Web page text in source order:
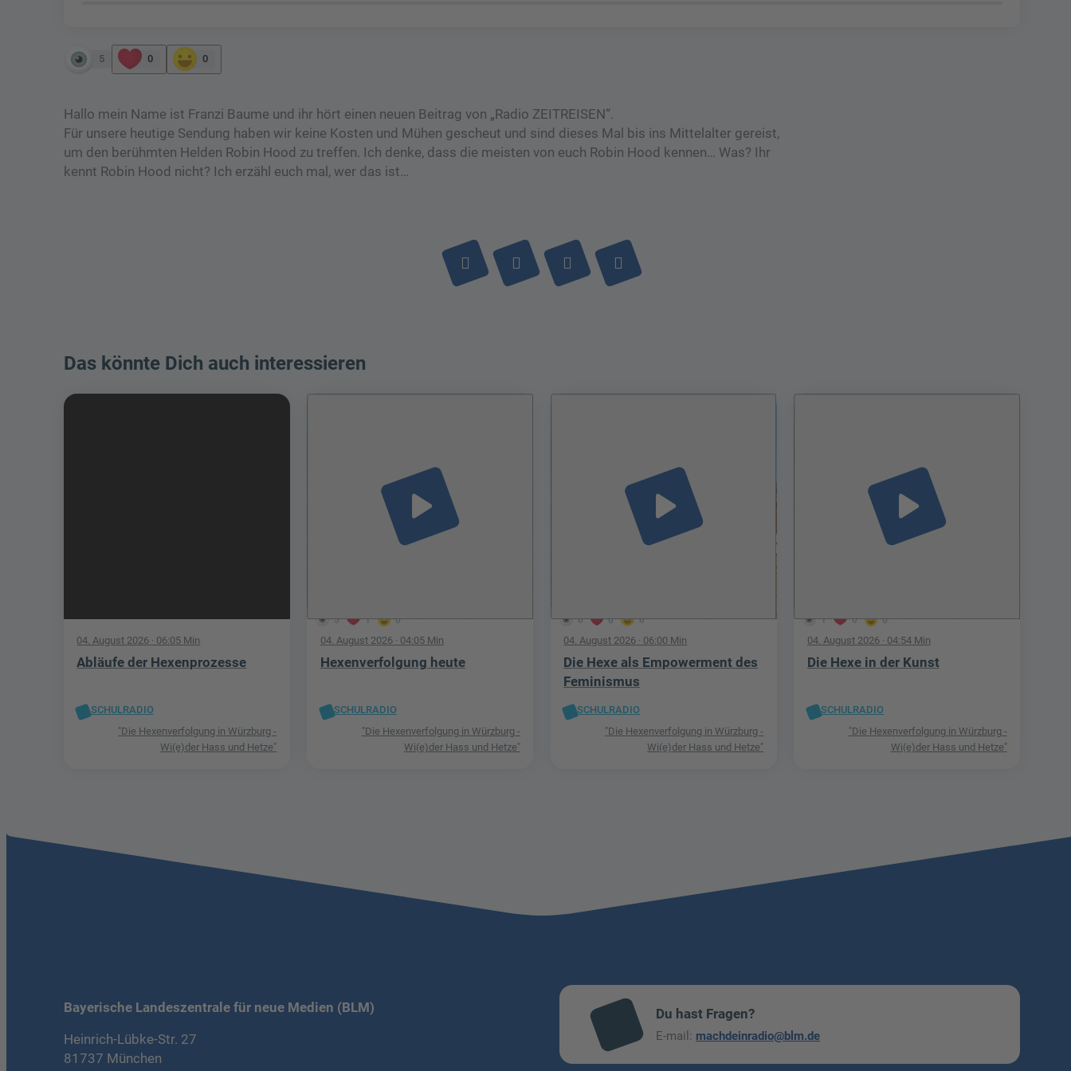
5 0 0
Hallo mein Name ist Franzi Baume und ihr hört einen neuen Beitrag von „Radio ZEITREISEN“.
Für unsere heutige Sendung haben wir keine Kosten und Mühen gescheut und sind dieses Mal bis ins Mittelalter gereist,
um den berühmten Helden Robin Hood zu treffen. Ich denke, dass die meisten von euch Robin Hood kennen… Was? Ihr
kennt Robin Hood nicht? Ich erzähl euch mal, wer das ist…
Das könnte Dich auch interessieren
04. August 2026 · 06:05 Min
Abläufe der Hexenprozesse
SCHULRADIO
"Die Hexenverfolgung in Würzburg -
Wi(e)der Hass und Hetze"
5 1 0
play_arrow
04. August 2026· 04:05 Min
Hexenverfolgung heute
SCHULRADIO
"Die Hexenverfolgung in Würzburg -
Wi(e)der Hass und Hetze"
0 0 0
play_arrow
04. August 2026 · 06:00 Min
Die Hexe als Empowerment des
Feminismus
SCHULRADIO
"Die Hexenverfolgung in Würzburg -
Wi(e)der Hass und Hetze"
1 0 0
play_arrow
04. August 2026· 04:54 Min
Die Hexe in der Kunst
SCHULRADIO
"Die Hexenverfolgung in Würzburg -
Wi(e)der Hass und Hetze"
Bayerische Landeszentrale für neue Medien (BLM)
Heinrich-Lübke-Str. 27
81737 München
mai
l
Du hast Fragen?
E-mail: machdeinradio@blm.de